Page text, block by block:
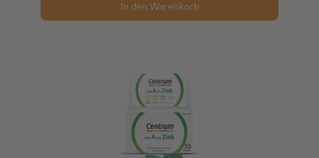
In den Warenkorb